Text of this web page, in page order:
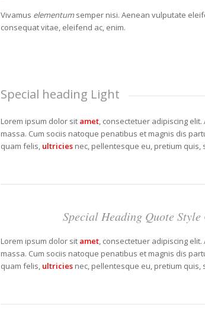
Vivamus elementumsemper nisi. Aenean vulputate
consequat vitae, eleifend ac, enim.
Special heading Light
Lorem ipsum dolor sit amet, consectetuer adipiscing
massa. Cum sociis natoque penatibus et magnis dis
quam felis, ultricies nec, pellentesque eu, pretium quis,
Special Heading Quote Style
Lorem ipsum dolor sit amet, consectetuer adipiscing
massa. Cum sociis natoque penatibus et magnis dis
quam felis, ultricies nec, pellentesque eu, pretium quis,